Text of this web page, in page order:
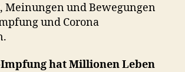
Meinungen und Bewegungen
und Corona
Impfung hat Millionen Leben